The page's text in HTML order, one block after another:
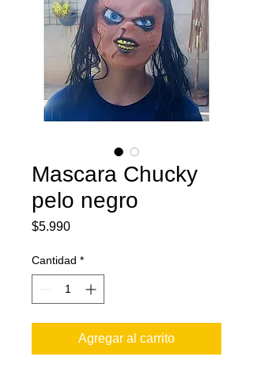
Mascara Chucky
pelo negro
$5.990Precio
Cantidad *
Agregar al carrito